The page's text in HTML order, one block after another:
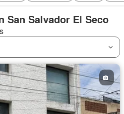
San Salvador El Seco